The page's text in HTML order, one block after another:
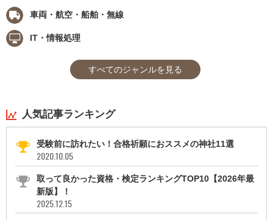
車両・航空・船舶・無線
IT・情報処理
すべてのジャンルを見る
人気記事ランキング
受験前に訪れたい！合格祈願におススメの神社11選
2020.10.05
取って良かった資格・検定ランキングTOP10【2026年最
新版】！
2025.12.15